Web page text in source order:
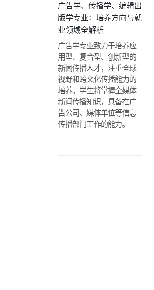
广告学、传播学、编辑出
版学专业：培养方向与就
业领域全解析
广告学专业致力于培养应
用型、复合型、创新型的
新闻传播人才，注重全球
视野和跨文化传播能力的
培养。学生将掌握全媒体
新闻传播知识，具备在广
告公司、媒体单位等信息
传播部门工作的能力。